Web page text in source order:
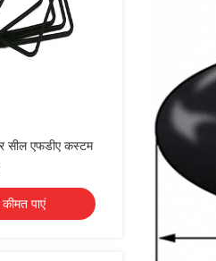
सील एफडीए कस्टम
पाएं